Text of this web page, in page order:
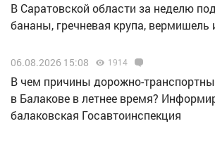
В Саратовской области за неделю
бананы, гречневая крупа,
06.08.2026 15:08 1914
В чем причины дорожно-
в Балакове в летнее время?
балаковская Госавтоинспекция